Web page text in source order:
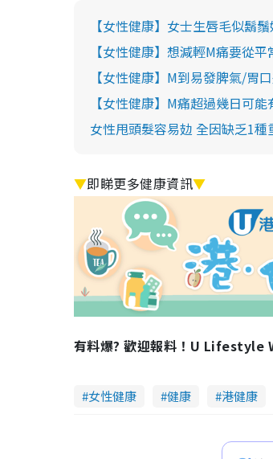
【女性健康】女士生唇毛似鬍
【女性健康】想減輕M痛要從
【女性健康】M到易發脾氣/胃
【女性健康】M痛超過幾日可
女性甩頭髮容易攰 全因缺乏1
▼即睇更多健康資訊▼
有料爆? 歡迎報料！U Lifestyle
女性健康 健康 港健康